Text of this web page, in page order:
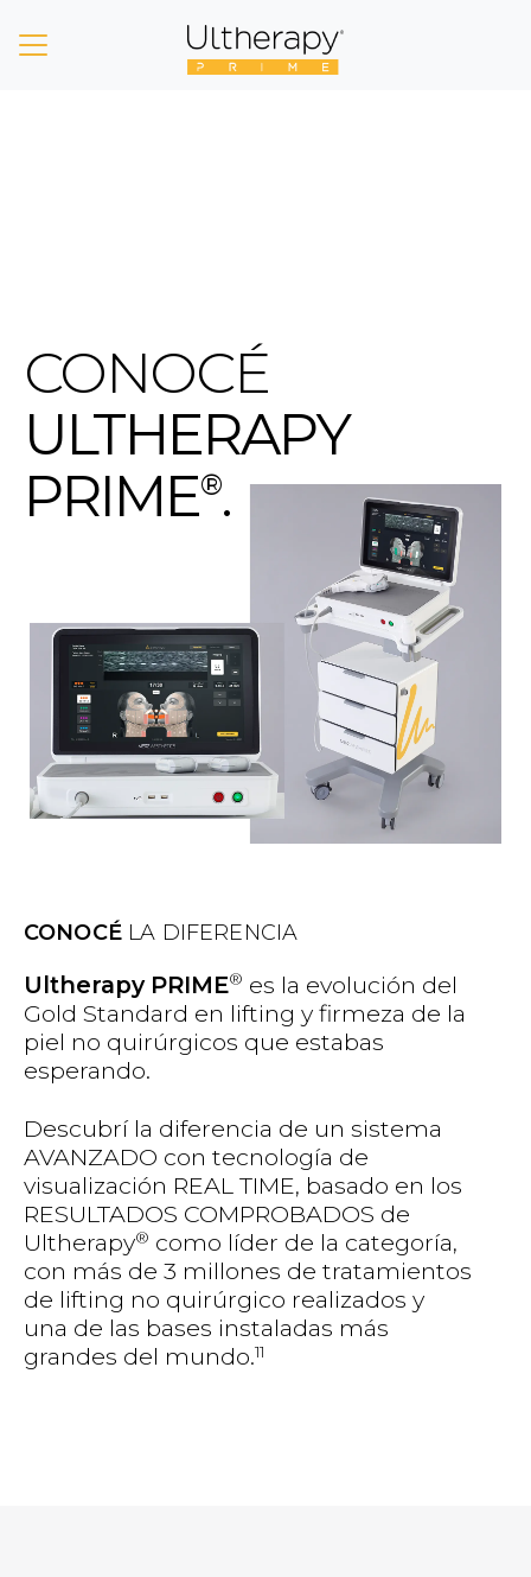
SITIO EXCLUSIVO PARA PROFESIONALES DE LA SALUD
CONOCÉ
ULTHERAPY
PRIME®.
CONOCÉLA DIFERENCIA
Ultherapy PRIME® es la evolución del
Gold Standard en lifting y firmeza de la
piel no quirúrgicos que estabas
esperando.
Descubrí la diferencia de un sistema
AVANZADO con tecnología de
visualización REAL TIME, basado en los
RESULTADOS COMPROBADOS de
Ultherapy® como líder de la categoría,
con más de 3 millones de tratamientos
de lifting no quirúrgico realizados y
una de las bases instaladas más
grandes del mundo.11